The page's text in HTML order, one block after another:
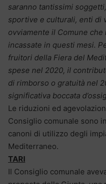
saranno tantissimi
sportive e culturali, enti di
ovviamente il Comune
incassate in questi mesi.
fruitori della Fiera del
spese nel 2020, il
di rimborso o gratuità nel
significativa boccata
Le riduzioni ed
Consiglio comunale sono
canoni di utilizzo degli
Mediterraneo.
TARI
Il Consiglio comunale